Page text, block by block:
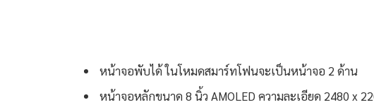
หน้าจอพับได้ ในโหมดสมาร์ทโฟนจะเป็นหน้าจอ 2 ด้าน
หน้าจอหลักขนาด 8 นิ้ว AMOLED ความละเอียด 2480 x